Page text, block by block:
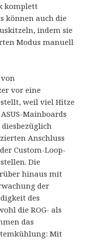
komplett
können auch die
indem sie
Modus manuell
von
vor eine
weil viel Hitze
Mainboards
Anschluss
Custom-Loop-
Die
hinaus mit
der
des
die ROG- als
das
Mit